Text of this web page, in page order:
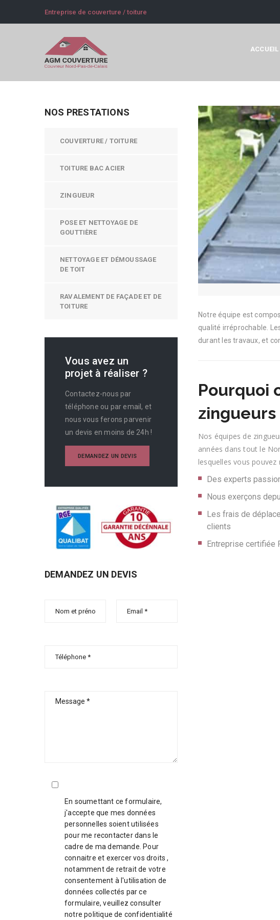
Entreprise de couverture / toiture
ACCUEIL
NOS PRESTATIONS
COUVERTURE / TOITURE
TOITURE BAC ACIER
ZINGUEUR
POSE ET NETTOYAGE DE
GOUTTIÈRE
NETTOYAGE ET DÉMOUSSAGE
DE TOIT
RAVALEMENT DE FAÇADE ET DE
TOITURE
Vous avez un
projet à réaliser ?
Contactez-nous par
téléphone ou par email, et
nous vous ferons parvenir
un devis en moins de 24h !
DEMANDEZ UN DEVIS
DEMANDEZ UN DEVIS
En soumettant ce formulaire,
j'accepte que mes données
personnelles soient utilisées
pour me recontacter dans le
cadre de ma demande. Pour
connaitre et exercer vos droits ,
notamment de retrait de votre
consentement à l'utilisation de
données collectés par ce
formulaire, veuillez consulter
notrepolitique de confidentialité
Notre équipe est
qualité irréprochable.
durant les travaux, et
Pourquoi
zingueurs
Nos équipes de
années dans tout le
lesquelles vous
Des experts
Nous exerçons
Les frais de
clients
Entreprise certifiée